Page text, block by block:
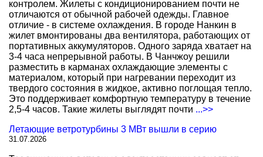
контролем. Жилеты с кондиционированием почти не
отличаются от обычной рабочей одежды. Главное
отличие - в системе охлаждения. В городе Нанкин в
жилет вмонтированы два вентилятора, работающих от
портативных аккумуляторов. Одного заряда хватает на
3-4 часа непрерывной работы. В Чанчжоу решили
разместить в карманах охлаждающие элементы с
материалом, который при нагревании переходит из
твердого состояния в жидкое, активно поглощая тепло.
Это поддерживает комфортную температуру в течение
2,5-4 часов. Такие жилеты выглядят почти ...>>
Летающие ветротурбины 3 МВт вышли в серию
31.07.2026